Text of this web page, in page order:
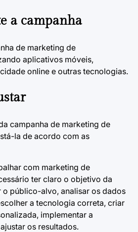
a campanha
de marketing de
aplicativos móveis,
online e outras tecnologias.
campanha de marketing de
la de acordo com as
com marketing de
ter claro o objetivo da
o público-alvo, analisar os dados
a tecnologia correta, criar
implementar a
os resultados.